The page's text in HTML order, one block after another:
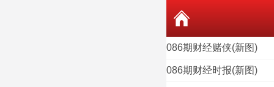
086期财经赌侠(新图)
086期财经时报(新图)